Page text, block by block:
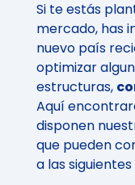
Si te estás
mercado, has
nuevo país
optimizar
estructuras,
Aquí
disponen
que pueden
a las